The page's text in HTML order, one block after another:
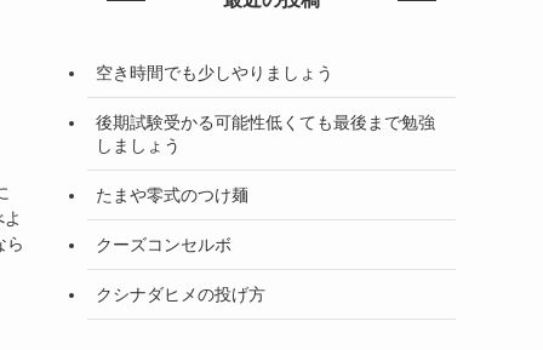
ら
空き時間でも少しやりましょう
後期試験受かる可能性低くても最後まで勉強
しましょう
たまや零式のつけ麺
クーズコンセルボ
クシナダヒメの投げ方